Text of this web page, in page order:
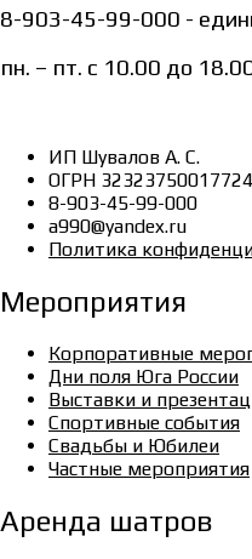
8-903-45-99-000 -
пн. – пт. с 10.00 до
ИП Шувалов А. С.
ОГРН
8-903-45-99-000
a990@yandex.ru
Политика
Мероприятия
Корпоративные
Дни поля Юга России
Выставки и
Спортивные события
Свадьбы и Юбилеи
Частные мероприятия
Аренда шатров